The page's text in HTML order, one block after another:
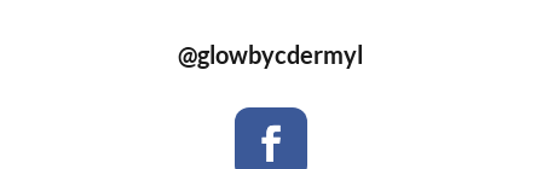
@glowbycdermyl